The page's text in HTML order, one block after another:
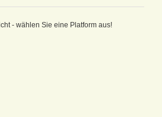
- wählen Sie eine Platform aus!